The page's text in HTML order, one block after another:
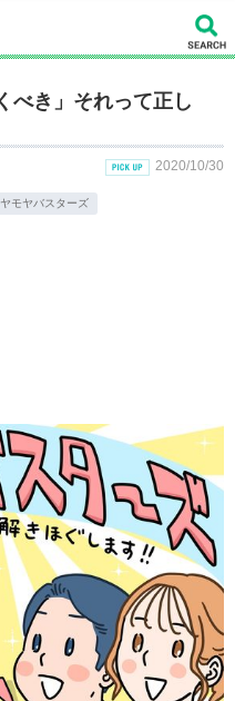
べき」それって正し
2020/10/30
モヤバスターズ